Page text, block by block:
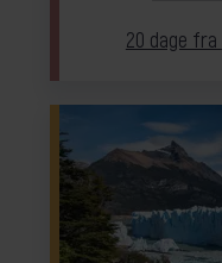
20 dage fra